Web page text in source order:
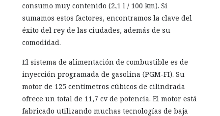
consumo muy contenido (2,1 l / 100 km). Si
sumamos estos factores, encontramos la clave del
éxito del rey de las ciudades, además de su
comodidad.
El sistema de alimentación de combustible es de
inyección programada de gasolina (PGM-FI). Su
motor de 125 centímetros cúbicos de cilindrada
ofrece un total de 11,7 cv de potencia. El motor está
fabricado utilizando muchas tecnologías de baja